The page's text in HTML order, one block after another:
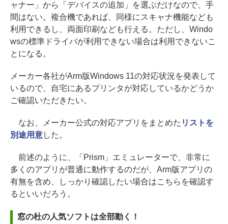
ャナー」から「デバイスの追加」を選ぶだけなので、手
間はない。複合機であれば、同様にスキャナ機能なども
利用できるし、両面印刷なども行える。ただし、Windo
wsの標準ドライバが利用できない場合は利用できないこ
とになる。
メーカー各社がArm版Windows 11の対応状況を発表して
いるので、自宅にあるプリンタが対応しているかどうか
ご確認いただきたい。
なお、メーカー公式の対応アプリをまとめた リストを
別途用意した。
前述のように、「Prism」エミュレーターで、非常に
多くのアプリが普通に動作するのだが、Arm版アプリの
有無を含め、しっかり確認したい場合はこちらを確認す
るといいだろう。
窓の杜の人気ソフトは全部動く！